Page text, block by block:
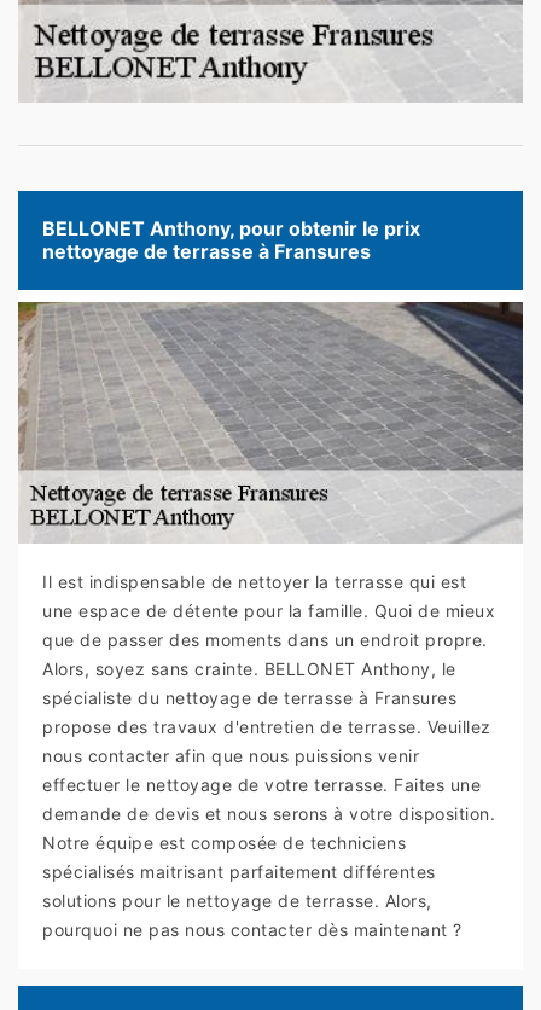
BELLONET Anthony, pour obtenir le prix
nettoyage de terrasse à Fransures
Il est indispensable de nettoyer la terrasse qui est
une espace de détente pour la famille. Quoi de mieux
que de passer des moments dans un endroit propre.
Alors, soyez sans crainte. BELLONET Anthony, le
spécialiste du nettoyage de terrasse à Fransures
propose des travaux d'entretien de terrasse. Veuillez
nous contacter afin que nous puissions venir
effectuer le nettoyage de votre terrasse. Faites une
demande de devis et nous serons à votre disposition.
Notre équipe est composée de techniciens
spécialisés maitrisant parfaitement différentes
solutions pour le nettoyage de terrasse. Alors,
pourquoi ne pas nous contacter dès maintenant ?